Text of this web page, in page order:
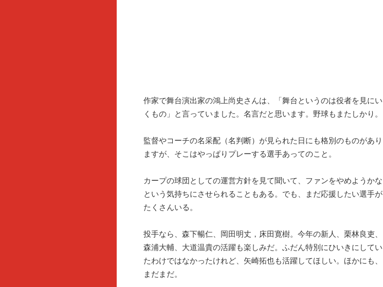
作家で舞台演出家の鴻上尚史さんは、「舞台というのは役者を見にい
くもの」と言っていました。名言だと思います。野球もまたしかり。
監督やコーチの名采配（名判断）が見られた日にも格別のものがあり
ますが、そこはやっぱりプレーする選手あってのこと。
カープの球団としての運営方針を見て聞いて、ファンをやめようかな
という気持ちにさせられることもある。でも、まだ応援したい選手が
たくさんいる。
投手なら、森下暢仁、岡田明丈，床田寛樹。今年の新人、栗林良吏、
森浦大輔、大道温貴の活躍も楽しみだ。ふだん特別にひいきにしてい
たわけではなかったけれど、矢崎拓也も活躍してほしい。ほかにも、
まだまだ。